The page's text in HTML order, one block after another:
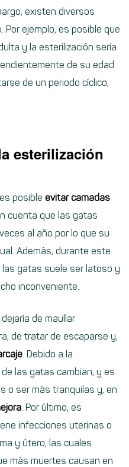
existen diversos
ejemplo, es posible que
y la esterilización sería
de su edad.
de un periodo cíclico,
esterilización
posible evitar camadas
cuenta que las gatas
al año por lo que su
Además, durante este
gatas suele ser latoso y
inconveniente.
de maullar
de tratar de escaparse y,
. Debido a la
las gatas cambian, y es
o ser más tranquilas y, en
. Por último, es
infecciones uterinas o
y útero, las cuales
más muertes causan en